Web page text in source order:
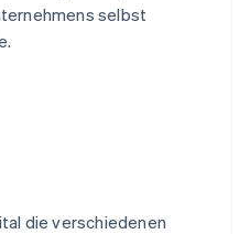
selbst
die verschiedenen